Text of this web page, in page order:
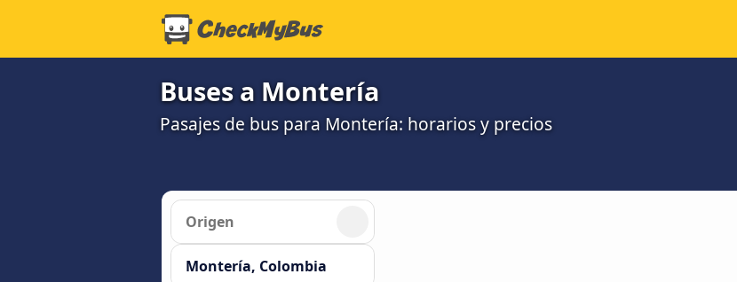
Buses a Montería
Pasajes de bus para Montería: horarios y precios